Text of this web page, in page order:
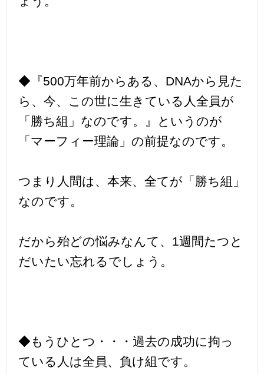
◆『500万年前からある、DNAから見た
ら、今、この世に生きている人全員が
「勝ち組」なのです。』というのが
「マーフィー理論」の前提なのです。
つまり人間は、本来、全てが「勝ち組」
なのです。
だから殆どの悩みなんて、1週間たつと
だいたい忘れるでしょう。
◆もうひとつ・・・過去の成功に拘っ
ている人は全員、負け組です。